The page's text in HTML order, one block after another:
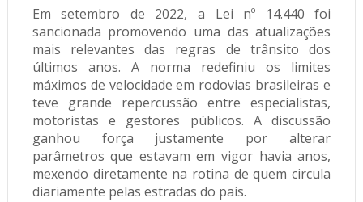
Em setembro de 2022, a Lei nº 14.440 foi
sancionada promovendo uma das atualizações
mais relevantes das regras de trânsito dos
últimos anos. A norma redefiniu os limites
máximos de velocidade em rodovias brasileiras e
teve grande repercussão entre especialistas,
motoristas e gestores públicos. A discussão
ganhou força justamente por alterar
parâmetros que estavam em vigor havia anos,
mexendo diretamente na rotina de quem circula
diariamente pelas estradas do país.